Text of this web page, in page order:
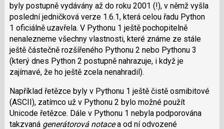
byly postupně vydávány až do roku 2001 (!), v němž vyšla
poslední jedničková verze 1.6.1, která celou řadu Python
1 oficiálně uzavřela. V Pythonu 1 ještě pochopitelně
nenalezneme všechny vlastnosti, které známe ze stále
ještě částečně rozšířeného Pythonu 2 nebo Pythonu 3
(který dnes Python 2 postupně nahrazuje, i když je
zajímavé, že ho ještě zcela nenahradil).
Například řetězce byly v Pythonu 1 ještě čistě osmibitové
(ASCII), zatímco už v Pythonu 2 bylo možné použít
Unicode řetězce. Dále v Pythonu 1 nebyla podporována
takzvaná generátorová notacea od ní odvozené